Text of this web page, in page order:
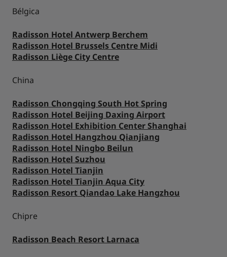
Bélgica
Radisson Hotel Antwerp Berchem
Radisson Hotel Brussels Centre Midi
Radisson Liège City Centre
China
Radisson Chongqing South Hot Spring
Radisson Hotel Beijing Daxing Airport
Radisson Hotel Exhibition Center Shanghai
Radisson Hotel Hangzhou Qianjiang
Radisson Hotel Ningbo Beilun
Radisson Hotel Suzhou
Radisson Hotel Tianjin
Radisson Hotel Tianjin Aqua City
Radisson Resort Qiandao Lake Hangzhou
Chipre
Radisson Beach Resort Larnaca